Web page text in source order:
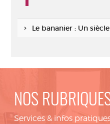
Le bananier : Un
NOS
Services & infos